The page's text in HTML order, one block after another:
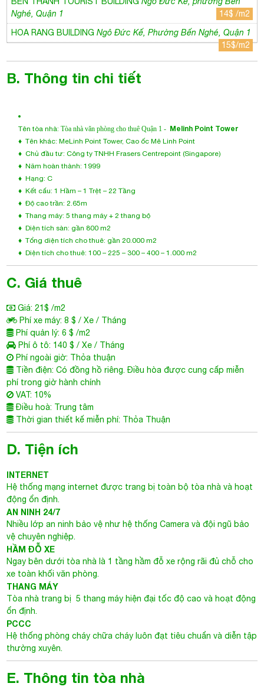
Tên tòa nhà:Tòa nhà văn phòng cho thuê Quận 1 Melinh Point Tower
♦ Tên khác: MeLinh Point Tower, Cao ốc Mê Linh Point
♦ Chủ đầu tư: Công ty TNHH Frasers Centrepoint (Singapore)
♦ Kết cấu: 1 Hầm – 1 Trệt – 22 Tầng
♦ Diện tích sàn: gần 800 m2
♦ Tổng diện tích cho thuê: gần 20.000 m2
♦ Diện tích cho thuê: 100 – 225 – 300 – 400 – 1.000 m2
C. Giá thuê
Giá: 21$ /m2
Phí xe máy: 8 $ / Xe / Tháng
Phí quản lý: 6 $ /m2
Phí ô tô: 140 $ / Xe / Tháng
Phí ngoài giờ: Thỏa thuận
Tiền điện: Có đồng hồ riêng. Điều hòa được cung cấp miễn
VAT: 10%
Thời gian thiết kế miễn phí: Thỏa Thuận
D. Tiện ích
INTERNET
Hệ thống mạng internet được trang bị toàn bộ tòa nhà và hoạt
động ổn định.
AN NINH 24/7
Nhiều lớp an ninh bảo vệ như hệ thống Camera và đội ngũ bảo
vệ chuyên nghiệp.
Ngay bên dưới tòa nhà là 1 tầng hầm đỗ xe rộng rãi đủ chỗ cho
THANG MÁY
Tòa nhà trang bị 5 thang máy hiện đại tốc độ cao và hoạt động
ổn định.
PCCC
Hệ thống phòng cháy chữa cháy luôn đạt tiêu chuẩn và diễn tập
thường xuyên.
E. Thông tin tòa nhà
Tòa nhà văn phòng cho thuê Quận 1 -Mê Linh Point Tower (hay còn
được gọi là Melinh Point Tower, cao ốc Me Linh Point) được đầu
tư xây dựng bởi Công ty TNHH Frasers Centrepoints
(Singapore) và chính thức đi vào hoạt động từ năm 1999. Tọa
lạc trên cung đường Ngô Đức Kế, Quận 1, thành phố Hồ Chí
đá ốp màu nâu và sắc xanh của kính. Từ tòa nhà Melinh Point